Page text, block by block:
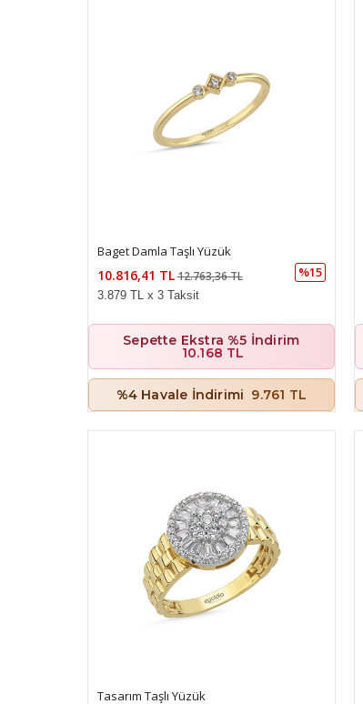
Baget Damla Taşlı Yüzük
10.816,41 TL12.763,36 TL %15
3.879 TL x 3 Taksit
Sepette Ekstra %5 İndirim
10.168 TL
%4 Havale İndirimi 9.761 TL
Tasarım Taşlı Yüzük